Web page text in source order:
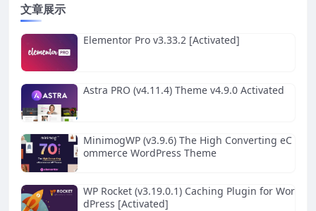
文章展示
Elementor Pro v3.33.2 [Activated]
Astra PRO (v4.11.4) Theme v4.9.0 Activated
MinimogWP (v3.9.6) The High Converting eC
ommerce WordPress Theme
WP Rocket (v3.19.0.1) Caching Plugin for Wor
dPress [Activated]